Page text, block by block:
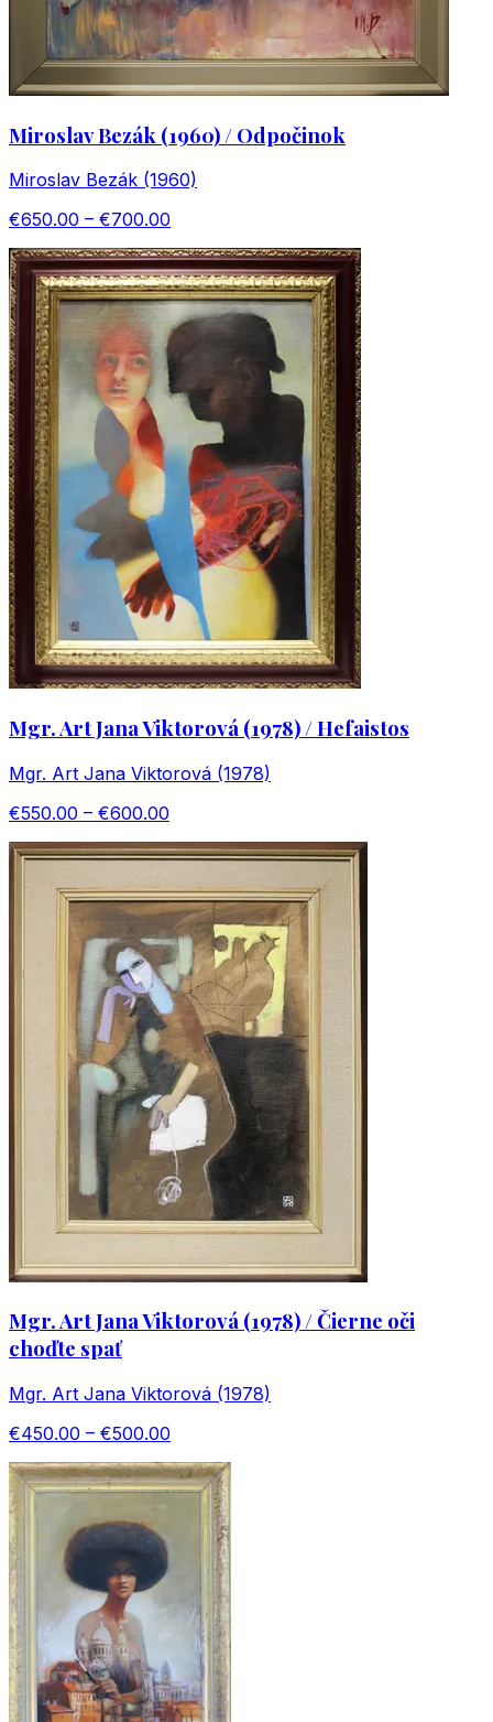
Miroslav Bezák (1960) / Odpočinok
Miroslav Bezák (1960)
€650.00 – €700.00
Mgr. Art Jana Viktorová (1978) / Hefaistos
Mgr. Art Jana Viktorová (1978)
€550.00 – €600.00
Mgr. Art Jana Viktorová (1978) / Čierne oči
choďte spať
Mgr. Art Jana Viktorová (1978)
€450.00 – €500.00